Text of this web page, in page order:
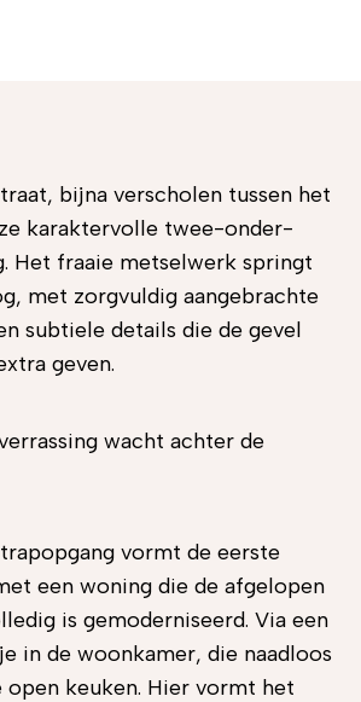
bijna verscholen tussen het
karaktervolle twee-onder-
Het fraaie metselwerk springt
met zorgvuldig aangebrachte
subtiele details die de gevel
geven.
wacht achter de
vormt de eerste
een woning die de afgelopen
is gemoderniseerd. Via een
in de woonkamer, die naadloos
keuken. Hier vormt het